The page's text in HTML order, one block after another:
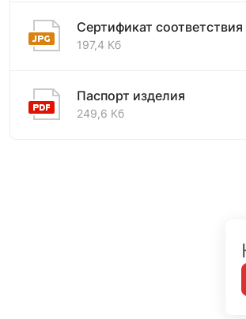
Сертификат
197,4 Кб
Паспорт изделия
249,6 Кб